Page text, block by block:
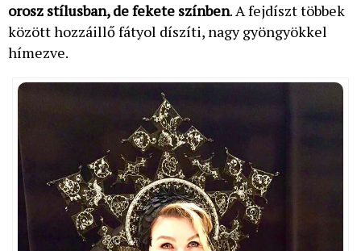
orosz stílusban, de fekete színben. A fejdíszt többek
között hozzáillő fátyol díszíti, nagy gyöngyökkel
hímezve.